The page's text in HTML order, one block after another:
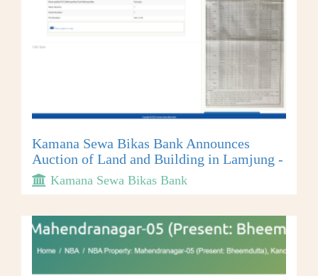
Kamana Sewa Bikas Bank Announces
Auction of Land and Building in Lamjung -
Kamana Sewa Bikas Bank